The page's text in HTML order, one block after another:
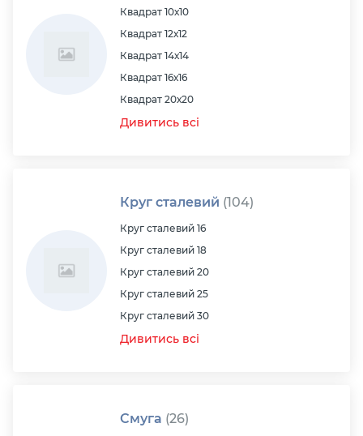
Квадрат 10х10
Квадрат 12х12
Квадрат 14х14
Квадрат 16х16
Квадрат 20х20
Дивитись всі
Круг сталевий (104)
Круг сталевий 16
Круг сталевий 18
Круг сталевий 20
Круг сталевий 25
Круг сталевий 30
Дивитись всі
Смуга (26)